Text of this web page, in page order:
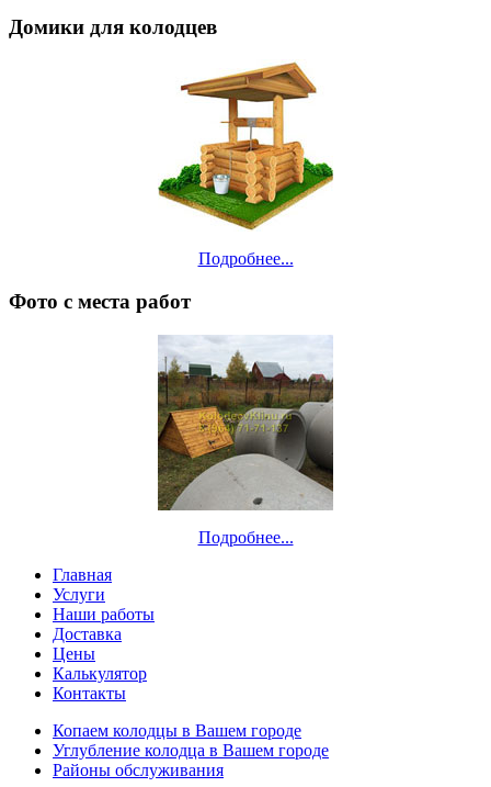
Домики для колодцев
Подробнее...
Фото с места работ
Подробнее...
Главная
Услуги
Наши работы
Доставка
Цены
Калькулятор
Контакты
Копаем колодцы в Вашем городе
Углубление колодца в Вашем городе
Районы обслуживания